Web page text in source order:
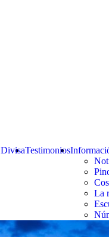
La
Testimonios
Divisa